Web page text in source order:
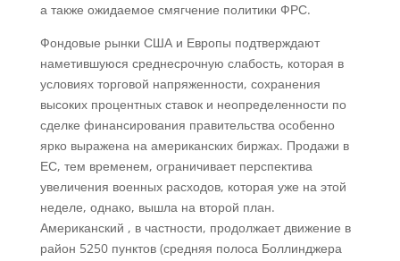
а также ожидаемое смягчение политики ФРС.
Фондовые рынки США и Европы подтверждают
наметившуюся среднесрочную слабость, которая в
условиях торговой напряженности, сохранения
высоких процентных ставок и неопределенности по
сделке финансирования правительства особенно
ярко выражена на американских биржах. Продажи в
ЕС, тем временем, ограничивает перспектива
увеличения военных расходов, которая уже на этой
неделе, однако, вышла на второй план.
Американский , в частности, продолжает движение в
район 5250 пунктов (средняя полоса Боллинджера